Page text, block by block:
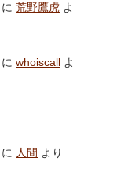
に 荒野鷹虎 よ
に whoiscall よ
に 人間 より